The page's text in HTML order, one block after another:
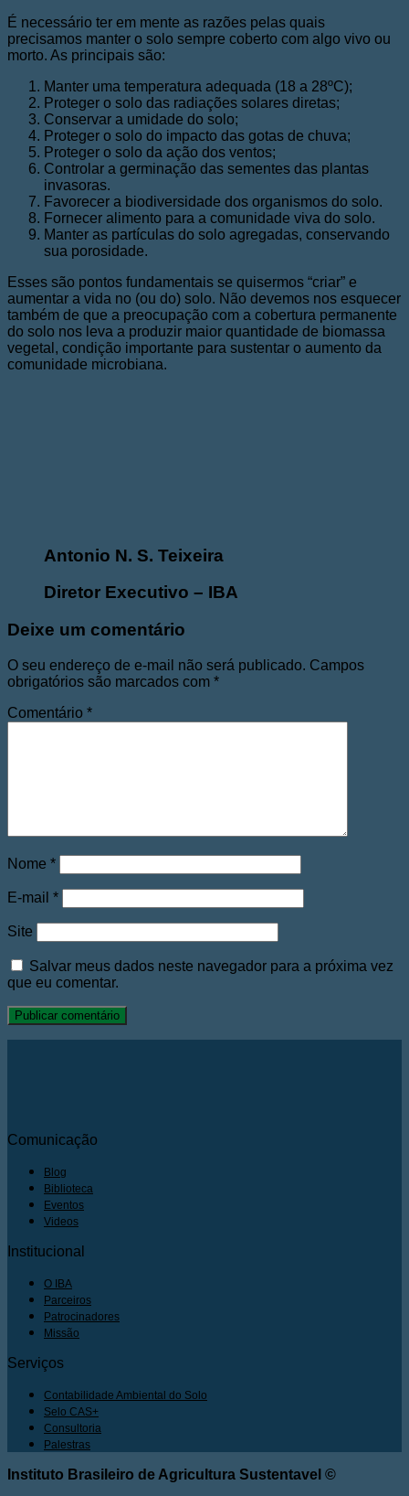
É necessário ter em mente as razões pelas quais
precisamos manter o solo sempre coberto com algo vivo ou
morto. As principais são:
Manter uma temperatura adequada (18 a 28ºC);
Proteger o solo das radiações solares diretas;
Conservar a umidade do solo;
Proteger o solo do impacto das gotas de chuva;
Proteger o solo da ação dos ventos;
Controlar a germinação das sementes das plantas
invasoras.
Favorecer a biodiversidade dos organismos do solo.
Fornecer alimento para a comunidade viva do solo.
Manter as partículas do solo agregadas, conservando
sua porosidade.
Esses são pontos fundamentais se quisermos “criar” e
aumentar a vida no (ou do) solo. Não devemos nos esquecer
também de que a preocupação com a cobertura permanente
do solo nos leva a produzir maior quantidade de biomassa
vegetal, condição importante para sustentar o aumento da
comunidade microbiana.
Antonio N. S. Teixeira
Diretor Executivo – IBA
Deixe um comentário
O seu endereço de e-mail não será publicado. Campos
obrigatórios são marcados com *
Comentário *
Nome *
E-mail *
Site
Salvar meus dados neste navegador para a próxima vez
que eu comentar.
Comunicação
Blog
Biblioteca
Eventos
Videos
Institucional
O IBA
Parceiros
Patrocinadores
Missão
Serviços
Contabilidade Ambiental do Solo
Selo CAS+
Consultoria
Palestras
Instituto Brasileiro de Agricultura Sustentavel ©